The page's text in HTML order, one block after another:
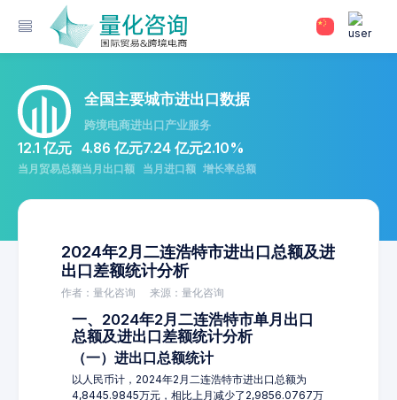
全国主要城市进出口数据
跨境电商进出口产业服务
12.1 亿元
当月贸易总额
4.86 亿元
当月出口额
7.24 亿元
当月进口额
2.10%
增长率总额
2024年2月二连浩特市进出口总额及进
出口差额统计分析
作者：量化咨询 来源：量化咨询
一、2024年2月二连浩特市单月出口
总额及进出口差额统计分析
（一）进出口总额统计
以人民币计，2024年2月二连浩特市进出口总额为
4,8445.9845万元，相比上月减少了2,9856.0767万